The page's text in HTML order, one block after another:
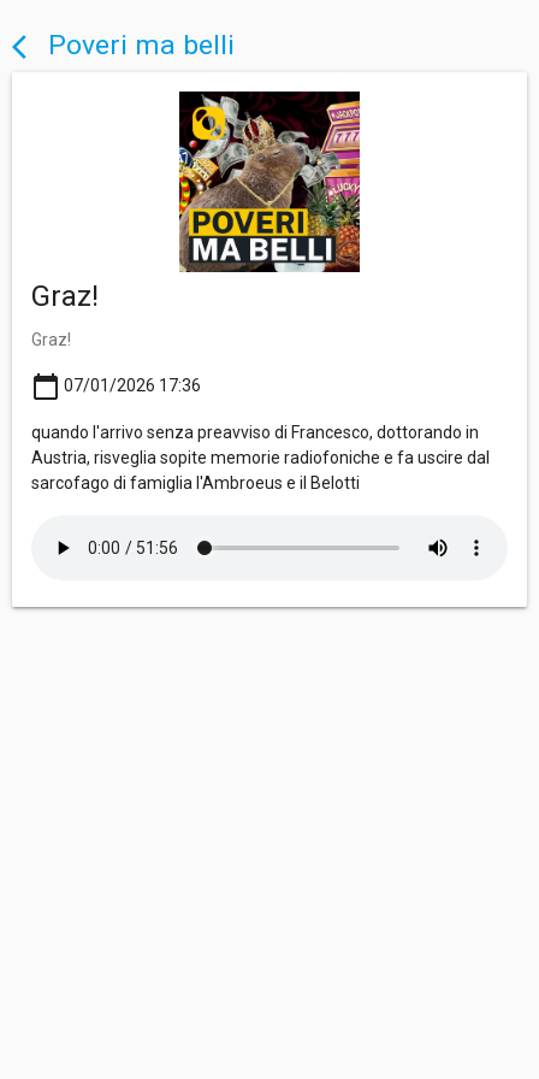
arrow_back_ios Poveri ma belli
Graz!
Graz!
calendar_today 07/01/2026 17:36
quando l'arrivo senza preavviso di Francesco, dottorando in
Austria, risveglia sopite memorie radiofoniche e fa uscire dal
sarcofago di famiglia l'Ambroeus e il Belotti